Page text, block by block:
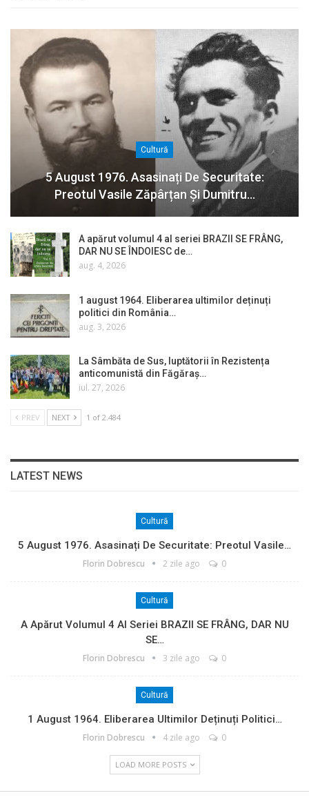
Cultură
5 August 1976. Asasinați De Securitate:
Preotul Vasile Zăpârțan Și Dumitru…
A apărut volumul 4 al seriei BRAZII SE FRÂNG,
DAR NU SE ÎNDOIESC de…
aug. 4, 2026
1 august 1964. Eliberarea ultimilor deținuți
politici din România…
aug. 3, 2026
La Sâmbăta de Sus, luptătorii în Rezistența
anticomunistă din Făgăraș…
iul. 27, 2026
PREV NEXT 1 of 2.484
LATEST NEWS
Cultură
5 August 1976. Asasinați De Securitate: Preotul Vasile…
Florin Dobrescu 2 zile ago 0
Cultură
A Apărut Volumul 4 Al Seriei BRAZII SE FRÂNG, DAR NU
SE…
Florin Dobrescu 3 zile ago 0
Cultură
1 August 1964. Eliberarea Ultimilor Deținuți Politici…
Florin Dobrescu 4 zile ago 0
LOAD MORE POSTS